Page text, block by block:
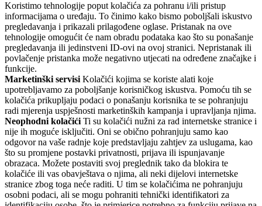
Koristimo tehnologije poput kolačića za pohranu i/ili pristup
informacijama o uređaju. To činimo kako bismo poboljšali iskustvo
pregledavanja i prikazali prilagođene oglase. Pristanak na ove
tehnologije omogućit će nam obradu podataka kao što su ponašanje
pregledavanja ili jedinstveni ID-ovi na ovoj stranici. Nepristanak ili
povlačenje pristanka može negativno utjecati na određene značajke i
funkcije.
Marketinški servisi Kolačići kojima se koriste alati koje
upotrebljavamo za poboljšanje korisničkog iskustva. Pomoću tih se
kolačića prikupljaju podaci o ponašanju korisnika te se pohranjuju
radi mjerenja uspješnosti marketinških kampanja i upravljanja njima.
Neophodni kolačići Ti su kolačići nužni za rad internetske stranice i
nije ih moguće isključiti. Oni se obično pohranjuju samo kao
odgovor na vaše radnje koje predstavljaju zahtjev za uslugama, kao
što su promjene postavki privatnosti, prijava ili ispunjavanje
obrazaca. Možete postaviti svoj preglednik tako da blokira te
kolačiće ili vas obavještava o njima, ali neki dijelovi internetske
stranice zbog toga neće raditi. U tim se kolačićima ne pohranjuju
osobni podaci, ali se mogu pohraniti tehnički identifikatori za